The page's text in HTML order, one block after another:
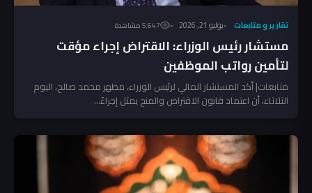
تقارير و متابعات يوليو 21, 2026 5٬647 مشاهدة
مستشار رئيس الوزراء: الاقتراض إجراء مؤقت
لتأمين رواتب الموظفين
متابعات| أكد المستشار المالي لرئيس الوزراء، مظهر محمد صالح، اليوم
الثلاثاء، أن اعتماد قانون الاقتراض والمنح يمثل إجراءً...